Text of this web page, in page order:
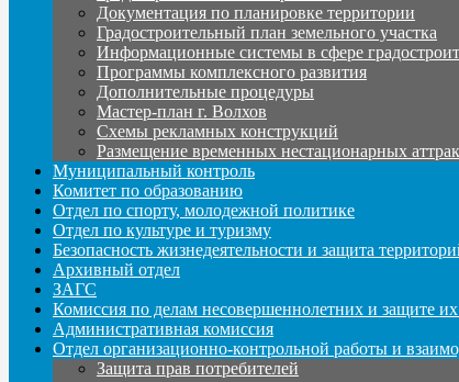
Документация по планировке территории
Градостроительный план земельного участка
Информационные системы в сфере
Программы комплексного развития
Дополнительные процедуры
Мастер-план г. Волхов
Схемы рекламных конструкций
Размещение временных нестационарных
Муниципальный контроль
Комитет по образованию
Отдел по спорту, молодежной политике
Отдел по культуре и туризму
Безопасность жизнедеятельности и защита
Архивный отдел
ЗАГС
Комиссия по делам несовершеннолетних и защите
Административная комиссия
Отдел организационно-контрольной работы и
Защита прав потребителей